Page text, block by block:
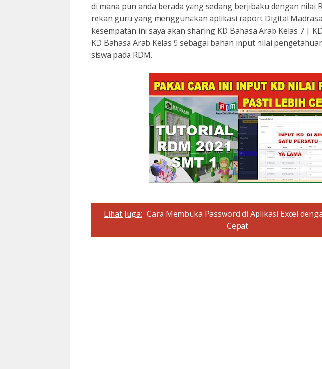
di mana pun anda berada yang sedang berjibaku dengan nilai
rekan guru yang menggunakan aplikasi raport Digital
kesempatan ini saya akan sharing KD Bahasa Arab Kelas 7 |
KD Bahasa Arab Kelas 9 sebagai bahan input nilai
siswa pada RDM.
Lihat Juga: Cara Membuka Password di Aplikasi Excel
Cepat